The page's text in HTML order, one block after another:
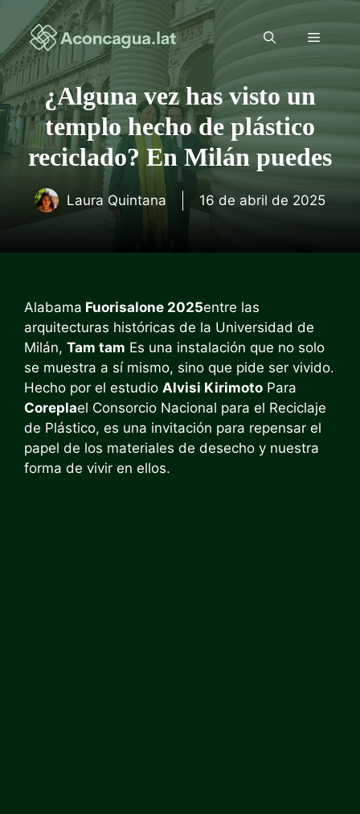
contenido
Menú
¿Alguna vez has visto un
templo hecho de plástico
reciclado? En Milán puedes
Laura Quintana 16 de abril de 2025
Alabama Fuorisalone 2025entre las
arquitecturas históricas de la Universidad de
Milán, Tam tam Es una instalación que no solo
se muestra a sí mismo, sino que pide ser vivido.
Hecho por el estudio Alvisi Kirimoto Para
Coreplael Consorcio Nacional para el Reciclaje
de Plástico, es una invitación para repensar el
papel de los materiales de desecho y nuestra
forma de vivir en ellos.